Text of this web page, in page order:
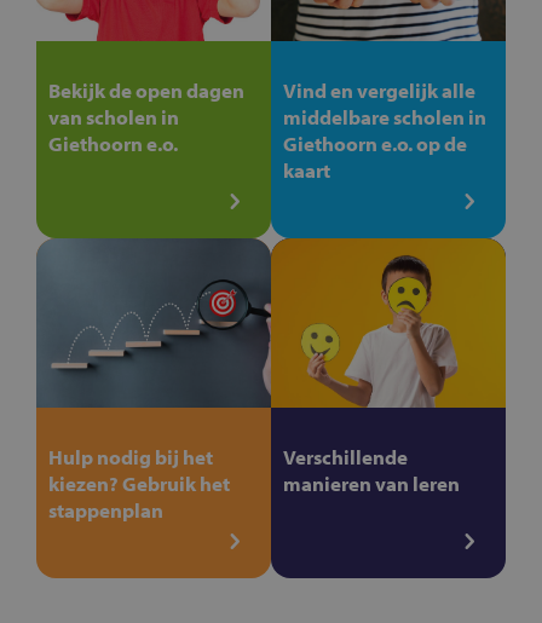
Bekijk de open dagen
van scholen in
Giethoorn e.o.
Vind en vergelijk alle
middelbare scholen in
Giethoorn e.o. op de
kaart
Hulp nodig bij het
kiezen? Gebruik het
stappenplan
Verschillende
manieren van leren